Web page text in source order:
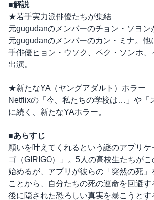
■解説
★若手実力派俳優たちが集結
元gugudanのメンバーのチョン・ソヨン
元gugudanのメンバーのカン・ミナ。他
手俳優ヒョン・ウソク、ペク・ソンホ、
出演。
★新たなYA（ヤングアダルト）ホラー
Netflixの「今、私たちの学校は…」や「
に続く、新たなYAホラー。
■あらすじ
願いを叶えてくれるという謎のアプリケ
ゴ（GIRIGO）」。5人の高校生たちが
始めるが、アプリが彼らの「突然の死」
ことから、自分たちの死の運命を回避す
後に隠された恐ろしい真実を暴こうとす